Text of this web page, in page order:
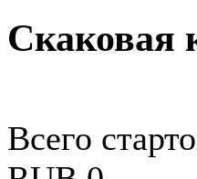
Скаковая
Всего